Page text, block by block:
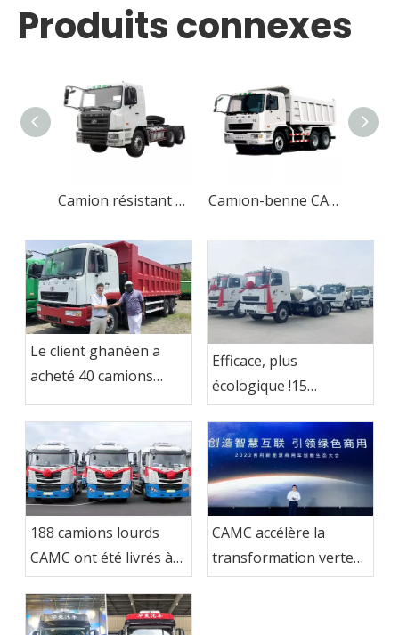
Produits connexes
Camion résistant du moteur diesel 6x4 pour le transport de marchandises Camion-benne CAMC Classic 6X4
Le client ghanéen a
acheté 40 camions
CAMC
Efficace, plus
écologique !15
tracteurs CAMC LNG
ont été envoyés sur le
marché indonésien
188 camions lourds
CAMC ont été livrés à
Ma Steel Group
CAMC accélère la
transformation verte
et stimule la